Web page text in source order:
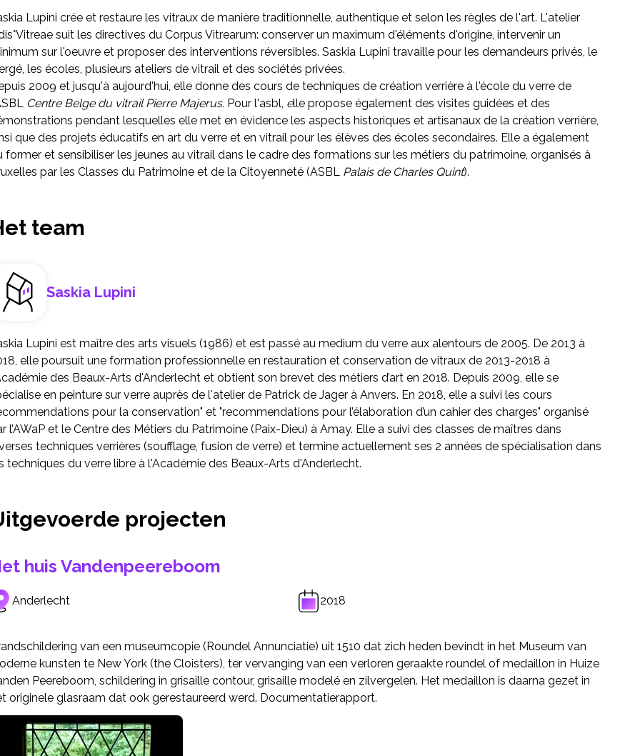
Lupini crée et restaure les vitraux de manière traditionnelle, authentique et selon les règles de l'art. L'atelier
suit les directives du Corpus Vitrearum: conserver un maximum d'éléments d'origine, intervenir un
sur l'oeuvre et proposer des interventions réversibles. Saskia Lupini travaille pour les demandeurs privés, le
les écoles, plusieurs ateliers de vitrail et des sociétés privées.
2009 et jusqu'à aujourd'hui, elle donne des cours de techniques de création verrière à l'école du verre de
Centre Belge du vitrail Pierre Majerus. Pour l'asbl, elle propose également des visites guidées et des
pendant lesquelles elle met en évidence les aspects historiques et artisanaux de la création verrière,
que des projets éducatifs en art du verre et en vitrail pour les élèves des écoles secondaires. Elle a également
former et sensibiliser les jeunes au vitrail dans le cadre des formations sur les métiers du patrimoine, organisés à
par les Classes du Patrimoine et de la Citoyenneté (ASBL Palais de Charles Quint).
team
Saskia Lupini
Lupini est maître des arts visuels (1986) et est passé au medium du verre aux alentours de 2005. De 2013 à
elle poursuit une formation professionnelle en restauration et conservation de vitraux de 2013-2018 à
des Beaux-Arts d'Anderlecht et obtient son brevet des métiers d’art en 2018. Depuis 2009, elle se
en peinture sur verre auprès de l'atelier de Patrick de Jager à Anvers. En 2018, elle a suivi les cours
pour la conservation" et "recommendations pour l’élaboration d’un cahier des charges" organisé
l’AWaP et le Centre des Métiers du Patrimoine (Paix-Dieu) à Amay. Elle a suivi des classes de maîtres dans
techniques verrières (soufflage, fusion de verre) et termine actuellement ses 2 années de spécialisation dans
techniques du verre libre à l'Académie des Beaux-Arts d'Anderlecht.
projecten
huis Vandenpeereboom
Anderlecht 2018
van een museumcopie (Roundel Annunciatie) uit 1510 dat zich heden bevindt in het Museum van
kunsten te New York (the Cloisters), ter vervanging van een verloren geraakte roundel of medaillon in Huize
Peereboom, schildering in grisaille contour, grisaille modelé en zilvergelen. Het medaillon is daarna gezet in
originele glasraam dat ook gerestaureerd werd. Documentatierapport.